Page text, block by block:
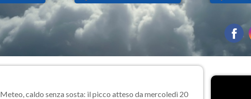
Meteo, caldo senza sosta: il picco atteso da mercoledì 20